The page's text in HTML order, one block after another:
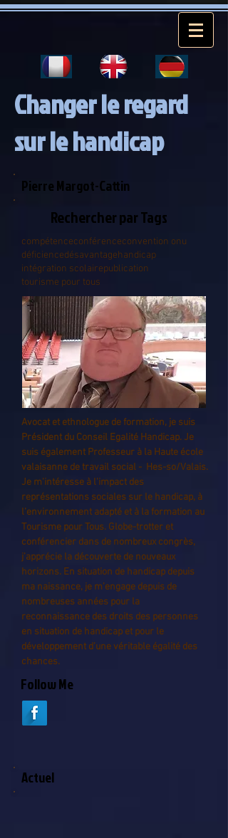
Changer le regard
sur le handicap
Pierre Margot-Cattin
Follow Me
Avocat et ethnologue de formation, je suis
Président du Conseil Egalité Handicap. Je
suis également Professeur à la Haute école
valaisanne de travail social - Hes-so/Valais.
Je m'intéresse à l'impact des
représentations sociales sur le handicap, à
l’environnement adapté et à la formation au
Tourisme pour Tous. Globe-trotter et
conférencier dans de nombreux congrès,
j’apprécie la découverte de nouveaux
horizons. En situation de handicap depuis
ma naissance, je m’engage depuis de
nombreuses années pour la
reconnaissance des droits des personnes
en situation de handicap et pour le
développement d’une véritable égalité des
chances.
Rechercher par Tags
compétenceconférenceconvention onu
déficiencedésavantagehandicap
intégration scolairepublication
tourisme pour tous
Actuel